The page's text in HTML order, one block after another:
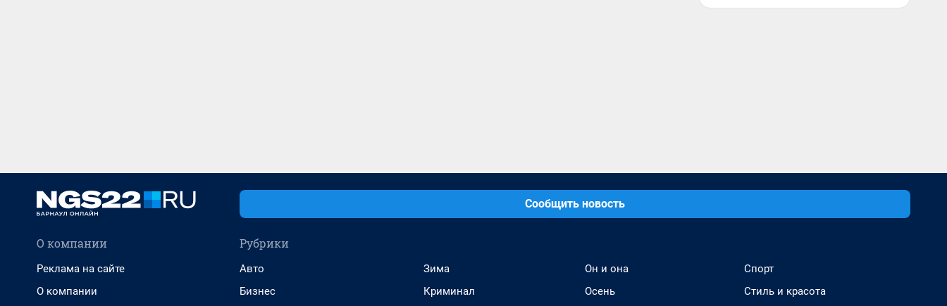
Сообщить новость
О компании
Реклама на сайте
О компании
Рубрики
Авто
Бизнес
Зима
Криминал
Он и она
Осень
Спорт
Стиль и красота